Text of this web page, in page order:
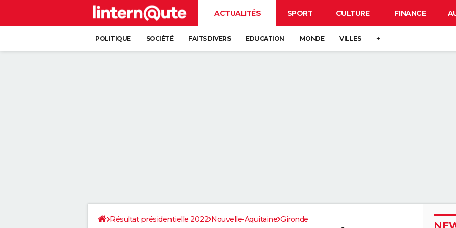
ACTUALITÉS SPORT CULTURE FINANCE
POLITIQUE SOCIÉTÉ FAITS DIVERS EDUCATION MONDE VILLES +
Résultat présidentielle 2022 Nouvelle-Aquitaine Gironde